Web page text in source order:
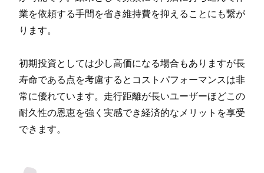
業を依頼する手間を省き維持費を抑えることにも繋が
ります。
初期投資としては少し高価になる場合もありますが長
寿命である点を考慮するとコストパフォーマンスは非
常に優れています。走行距離が長いユーザーほどこの
耐久性の恩恵を強く実感でき経済的なメリットを享受
できます。